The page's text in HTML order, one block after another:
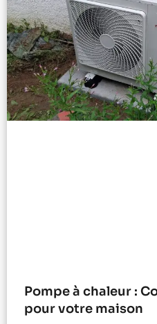
Pompe à chaleur :
pour votre maison